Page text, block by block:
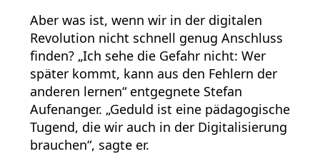
Aber was ist, wenn wir in der digitalen
Revolution nicht schnell genug Anschluss
finden? „Ich sehe die Gefahr nicht: Wer
später kommt, kann aus den Fehlern der
anderen lernen“ entgegnete Stefan
Aufenanger. „Geduld ist eine pädagogische
Tugend, die wir auch in der Digitalisierung
brauchen“, sagte er.